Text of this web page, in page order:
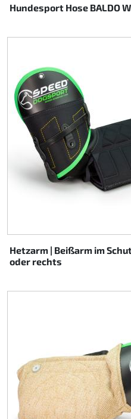
Hundesport Hose BALDO
Hetzarm | Beißarm im
oder rechts